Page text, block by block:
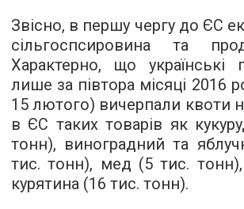
Звісно, в першу чергу до ЄС
сільгоспсировина та
Характерно, що українські
лише за півтора місяці 2016
15 лютого) вичерпали квоти
в ЄС таких товарів як
тонн), виноградний та
тис. тонн), мед (5 тис.
курятина (16 тис. тонн).